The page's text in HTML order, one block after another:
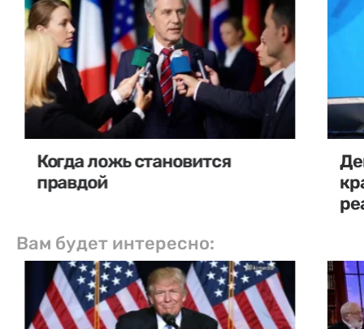
Когда ложь становится
правдой
Вам будет интересно: